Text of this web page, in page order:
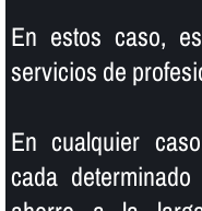
En estos caso,
servicios de
En cualquier
cada